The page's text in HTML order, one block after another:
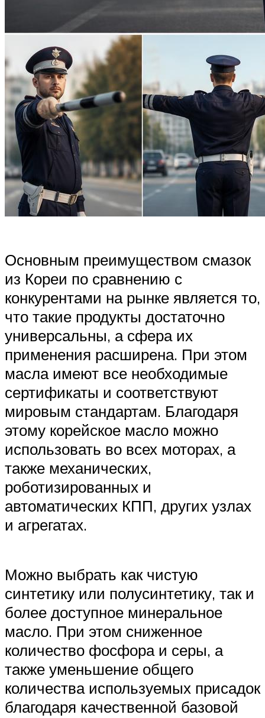
Основным преимуществом смазок
из Кореи по сравнению с
конкурентами на рынке является то,
что такие продукты достаточно
универсальны, а сфера их
применения расширена. При этом
масла имеют все необходимые
сертификаты и соответствуют
мировым стандартам. Благодаря
этому корейское масло можно
использовать во всех моторах, а
также механических,
роботизированных и
автоматических КПП, других узлах
и агрегатах.
Можно выбрать как чистую
синтетику или полусинтетику, так и
более доступное минеральное
масло. При этом сниженное
количество фосфора и серы, а
также уменьшение общего
количества используемых присадок
благодаря качественной базовой